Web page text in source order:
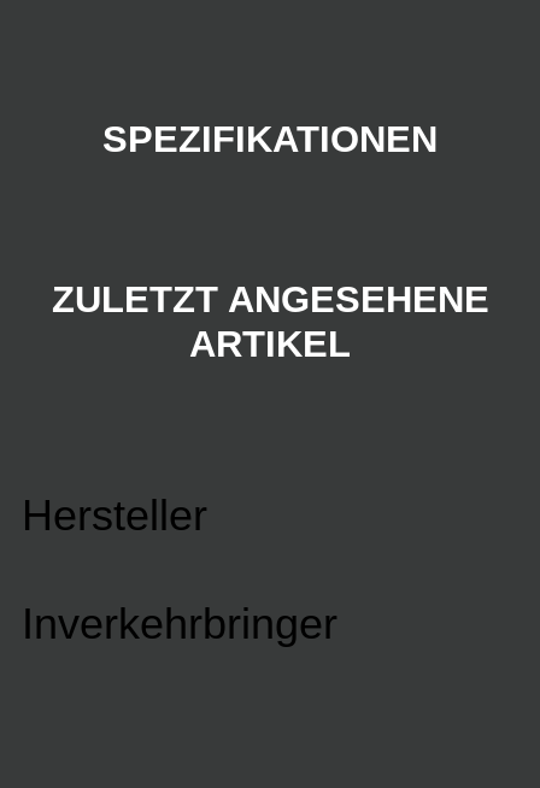
SPEZIFIKATIONEN
ZULETZT ANGESEHENE
ARTIKEL
Hersteller
Inverkehrbringer